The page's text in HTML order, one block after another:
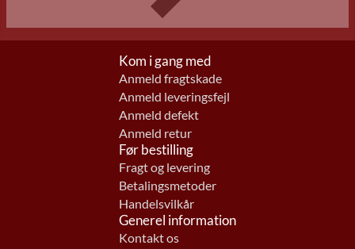
Kom i gang med
Anmeld fragtskade
Anmeld leveringsfejl
Anmeld defekt
Anmeld retur
Før bestilling
Fragt og levering
Betalingsmetoder
Handelsvilkår
Generel information
Kontakt os